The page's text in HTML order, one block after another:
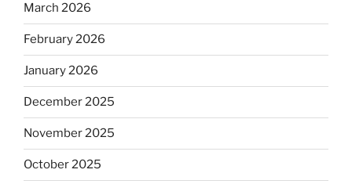
March 2026
February 2026
January 2026
December 2025
November 2025
October 2025